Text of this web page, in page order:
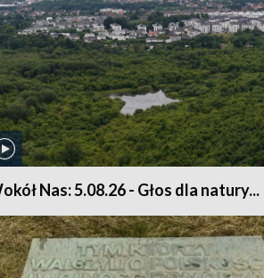
Nas: 5.08.26 - Głos dla natury...